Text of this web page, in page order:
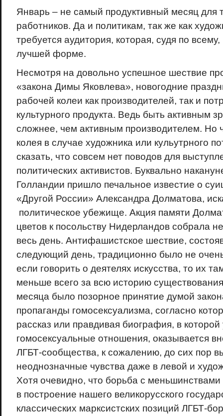
Январь – не самый продуктивный месяц для
работников. Да и политикам, так же как
требуется аудитория, которая, судя по
лучшей форме.
Несмотря на довольно успешное шествие
«закона Димы Яковлева», новогодние
рабочей колеи как производителей, так и
культурного продукта. Ведь быть активным
сложнее, чем активным производителем. Но
колея в случае художника или кульутрного
сказать, что совсем нет поводов для
политических активистов. Буквально
Голландии пришло печальное известие о
«Другой России» Александра Долматова,
политическое убежище. Акция памяти
цветов к посольству Нидерландов собрала
весь день. Антифашистское шествие,
следующий день, традиционно было не
если говорить о деятелях искусства, то их
меньше всего за всю историю
месяца было позорное принятие думой
пропаганды гомосексуализма, согласно
рассказ или правдивая биография, в
гомосексуальные отношения, оказывается
ЛГБТ-сообщества, к сожалению, до сих пор
неоднозначные чувства даже в левой и
Хотя очевидно, что борьба с
в построение нашего великорусского
классических марксистских позиций ЛГБТ-